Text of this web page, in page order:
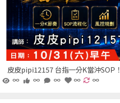
皮皮pipi12157 台指一分K當沖SOP！
∞
∞ ∞ ∞ ∞